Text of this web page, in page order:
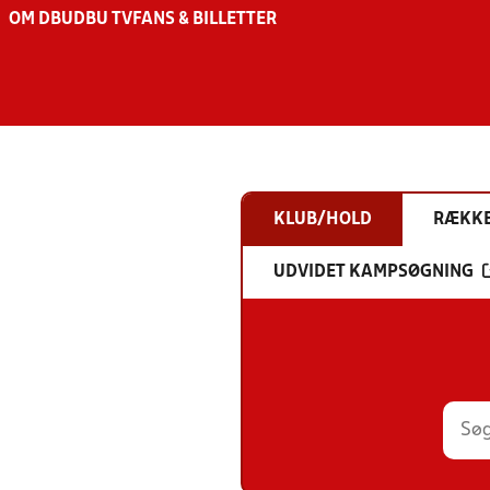
OM DBU DBU TV FANS & BILLETTER
KLUB/HOLD
UDVIDET KAMPSØGNING